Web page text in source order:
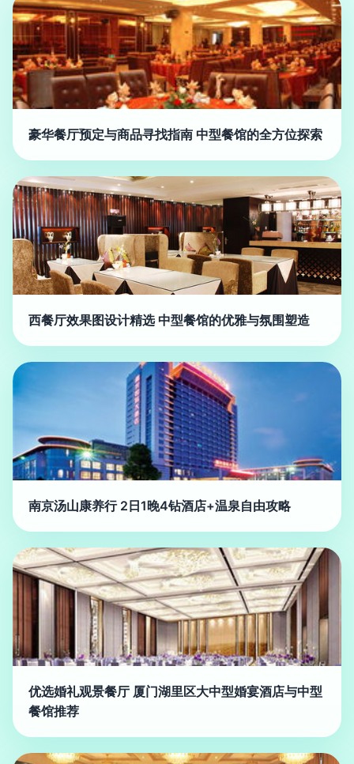
豪华餐厅预定与商品寻找指南 中型餐馆的全方位探索
西餐厅效果图设计精选 中型餐馆的优雅与氛围塑造
南京汤山康养行 2日1晚4钻酒店+温泉自由攻略
优选婚礼观景餐厅 厦门湖里区大中型婚宴酒店与中型
餐馆推荐